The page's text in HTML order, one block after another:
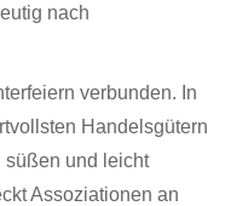
nach
verbunden. In
Handelsgütern
süßen und leicht
Assoziationen an